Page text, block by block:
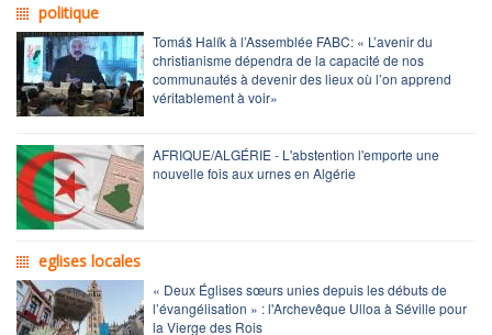
politique
Tomáš Halík à l’Assemblée FABC: « L’avenir du
christianisme dépendra de la capacité de nos
communautés à devenir des lieux où l’on apprend
véritablement à voir»
AFRIQUE/ALGÉRIE - L'abstention l'emporte une
nouvelle fois aux urnes en Algérie
eglises locales
« Deux Églises sœurs unies depuis les débuts de
l’évangélisation » : l'Archevêque Ulloa à Séville pour
la Vierge des Rois